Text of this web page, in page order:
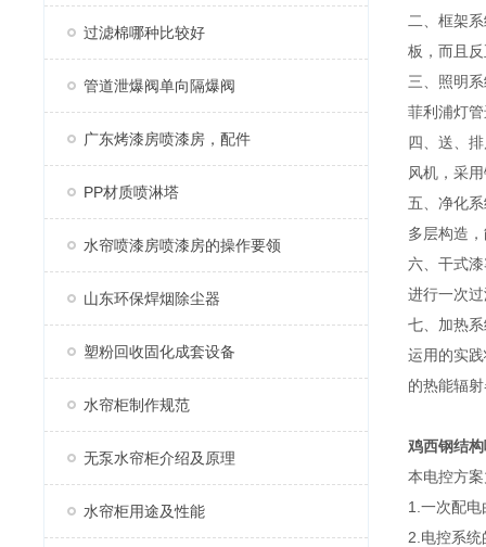
过滤棉哪种比较好
管道泄爆阀单向隔爆阀
广东烤漆房喷漆房，配件
PP材质喷淋塔
水帘喷漆房喷漆房的操作要领
山东环保焊烟除尘器
塑粉回收固化成套设备
水帘柜制作规范
无泵水帘柜介绍及原理
水帘柜用途及性能
二、框架
板，而且
三、照明
菲利浦灯
四、送、
风机，采
五、净化
多层构造
六、干式
进行一次
七、加热
运用的实
的热能辐
鸡西钢结
本电控方
1.一次配
2.电控系